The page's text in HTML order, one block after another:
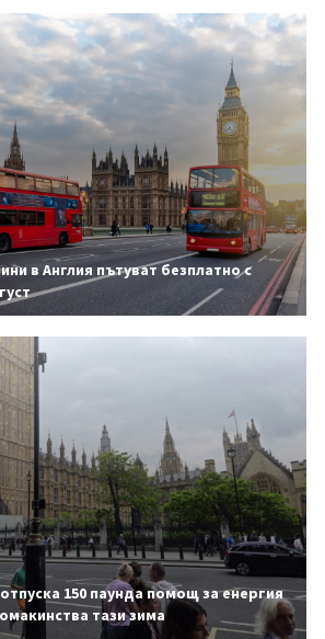
в Англия пътуват безплатно с
150 паунда помощ за енергия
тази зима